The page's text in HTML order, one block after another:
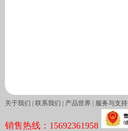
关于我们 | 联系我们 | 产品世界 | 服务与支持
销售热线：15692361958